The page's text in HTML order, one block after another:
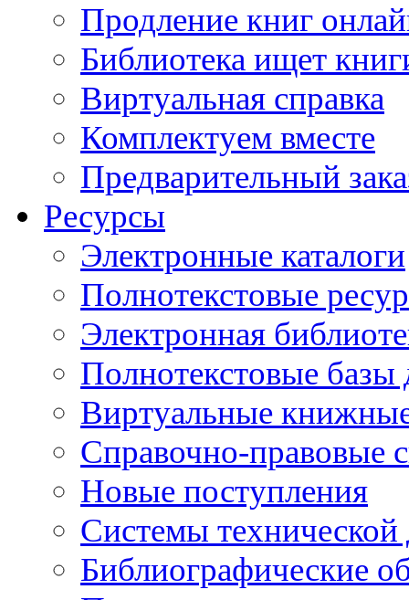
Продление книг
Библиотека ищет
Виртуальная справка
Комплектуем вместе
Предварительный
Ресурсы
Электронные каталоги
Полнотекстовые
Электронная
Полнотекстовые
Виртуальные
Справочно-правовые
Новые поступления
Cистемы
Библиографические